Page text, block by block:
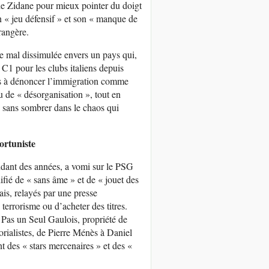
Zidane pour mieux pointer du doigt
jeu défensif » et son « manque de
mal dissimulée envers un pays qui,
pour les clubs italiens depuis
dénoncer l’immigration comme
de « désorganisation », tout en
sombrer dans le chaos qui
des années, a vomi sur le PSG
de « sans âme » et de « jouet des
relayés par une presse
ou d’acheter des titres.
un Seul Gaulois, propriété de
de Pierre Ménès à Daniel
« stars mercenaires » et des «